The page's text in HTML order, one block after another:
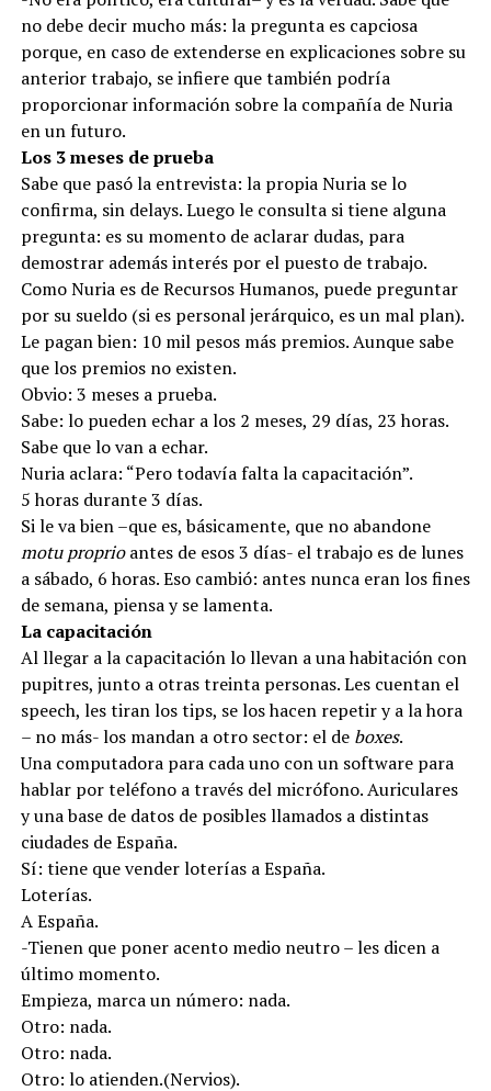
no debe decir mucho más: la pregunta es capciosa
porque, en caso de extenderse en explicaciones sobre su
anterior trabajo, se infiere que también podría
proporcionar información sobre la compañía de Nuria
en un futuro.
Los 3 meses de prueba
Sabe que pasó la entrevista: la propia Nuria se lo
confirma, sin delays. Luego le consulta si tiene alguna
pregunta: es su momento de aclarar dudas, para
demostrar además interés por el puesto de trabajo.
Como Nuria es de Recursos Humanos, puede preguntar
por su sueldo (si es personal jerárquico, es un mal plan).
Le pagan bien: 10 mil pesos más premios. Aunque sabe
que los premios no existen.
Obvio: 3 meses a prueba.
Sabe: lo pueden echar a los 2 meses, 29 días, 23 horas.
Sabe que lo van a echar.
Nuria aclara: “Pero todavía falta la capacitación”.
5 horas durante 3 días.
Si le va bien –que es, básicamente, que no abandone
motu proprioantes de esos 3 días- el trabajo es de lunes
a sábado, 6 horas. Eso cambió: antes nunca eran los fines
de semana, piensa y se lamenta.
La capacitación
Al llegar a la capacitación lo llevan a una habitación con
pupitres, junto a otras treinta personas. Les cuentan el
speech, les tiran los tips, se los hacen repetir y a la hora
– no más- los mandan a otro sector: el de boxes.
Una computadora para cada uno con un software para
hablar por teléfono a través del micrófono. Auriculares
y una base de datos de posibles llamados a distintas
ciudades de España.
Sí: tiene que vender loterías a España.
Loterías.
A España.
-Tienen que poner acento medio neutro – les dicen a
último momento.
Empieza, marca un número: nada.
Otro: nada.
Otro: nada.
Otro: lo atienden.(Nervios).